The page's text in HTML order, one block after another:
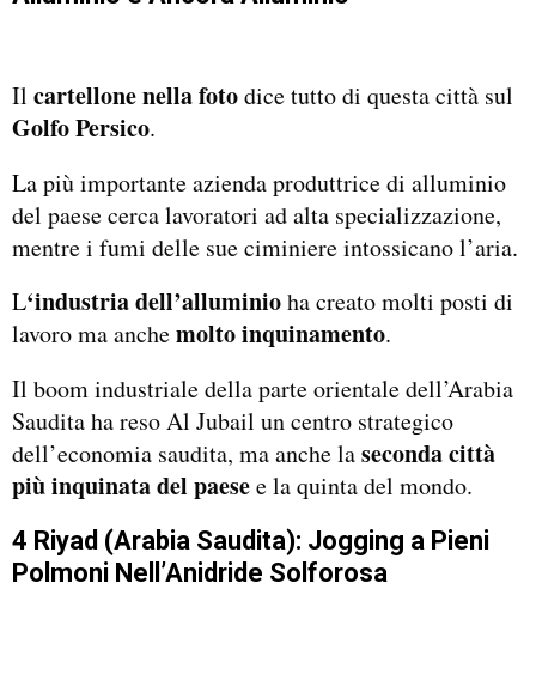
Il cartellone nella fotodice tutto di questa città sul
Golfo Persico.
La più importante azienda produttrice di alluminio
del paese cerca lavoratori ad alta specializzazione,
mentre i fumi delle sue ciminiere intossicano l’aria.
L‘industria dell’alluminioha creato molti posti di
lavoro ma anchemolto inquinamento.
Il boom industriale della parte orientale dell’Arabia
Saudita ha reso Al Jubail un centro strategico
dell’economia saudita, ma anche laseconda città
più inquinata del paesee la quinta del mondo.
4 Riyad (Arabia Saudita): Jogging a Pieni
Polmoni Nell’Anidride Solforosa